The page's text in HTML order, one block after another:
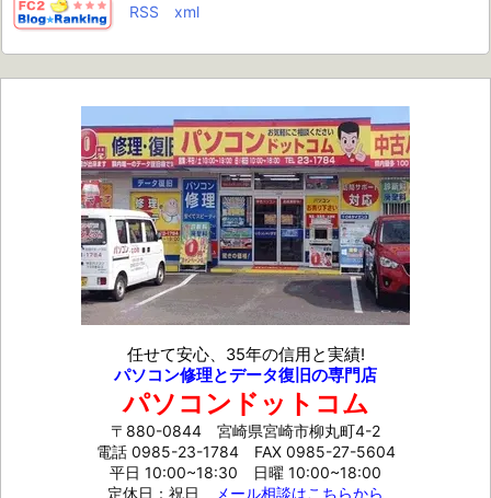
RSS xml
任せて安心、35年の信用と実績!
パソコン修理とデータ復旧の専門店
パソコンドットコム
〒880-0844 宮崎県宮崎市柳丸町4-2
電話 0985-23-1784FAX 0985-27-5604
平日 10:00~18:30 日曜 10:00~18:00
定休日：祝日
メール相談はこちらから